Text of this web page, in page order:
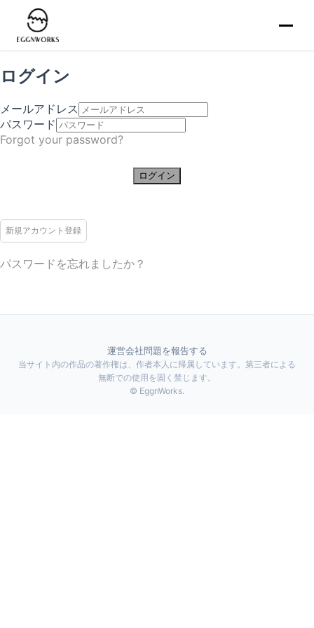
ログイン
メールアドレス
パスワード
Forgot your password?
ログイン
新規アカウント登録
パスワードを忘れましたか？
運営会社問題を報告する
当サイト内の作品の著作権は、作者本人に帰属しています。第三者による
無断での使用を固く禁じます。
© EggnWorks.